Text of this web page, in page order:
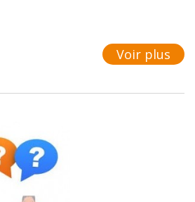
Voir plus